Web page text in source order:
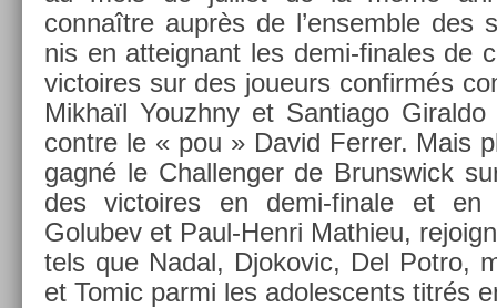
connaître auprès de l’en­semble des
nis en at­teig­nant les demi-finales de
vic­toires sur des joueurs con­firmés
Mikhaïl Youzhny et San­tiago Giral­do
con­tre le « pou » David Ferr­er. Mais
gagné le Chal­leng­er de Brunswick
des vic­toires en demi-finale et en
Golubev et Paul-Henri Mat­hieu,
tels que Nadal, Djokovic, Del Potro,
et Tomic parmi les adoles­cents titrés